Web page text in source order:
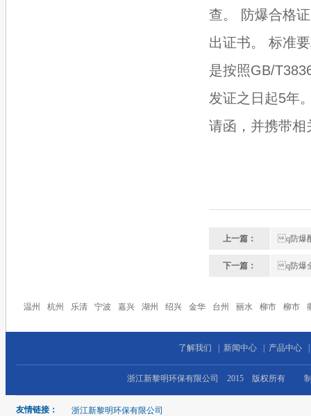
查‌。 ‌防爆合格
出证书‌。 ‌标准
是按照GB/
发证之日起5年
请函，并携带相
上一篇： q防爆
下一篇： q防爆
温州 杭州 乐清 宁波 嘉兴 湖州 绍兴 金华 台州 丽水 柳市 柳市
了解我们 新闻中心| 产品中心
浙江新黎明环保有限公司 2015 版权所有 制
友情链接： 浙江新黎明环保有限公司